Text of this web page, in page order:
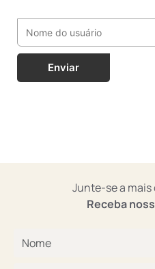
Enviar
Junte-se a mais
Receba